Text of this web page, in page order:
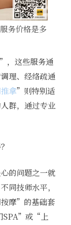
务价格是多
，这些服务通
理、经络疏通
推拿”则特别适
群，通过专业
的问题之一就
同技师水平，
摩”的基础套
SPA”或“上